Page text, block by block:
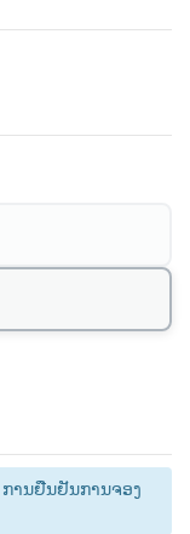
ການຢືນຢັນການຈອງ